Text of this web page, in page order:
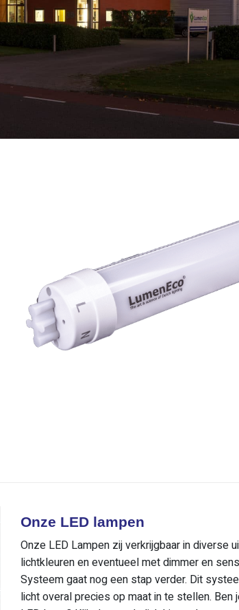
Onze LED lampen
Onze LED Lampen zij verkrijgbaar in diverse
lichtkleuren en eventueel met dimmer en
Systeem gaat nog een stap verder. Dit
licht overal precies op maat in te stellen.